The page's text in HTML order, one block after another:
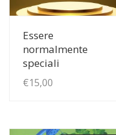
View Details
Essere
normalmente
speciali
€15,00